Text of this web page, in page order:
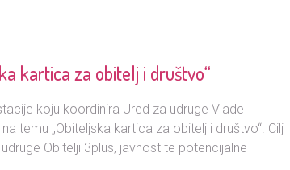
kartica za obitelj i društvo“
koju koordinira Ured za udruge Vlade
temu „Obiteljska kartica za obitelj i društvo“. Cilj
Obitelji 3plus, javnost te potencijalne